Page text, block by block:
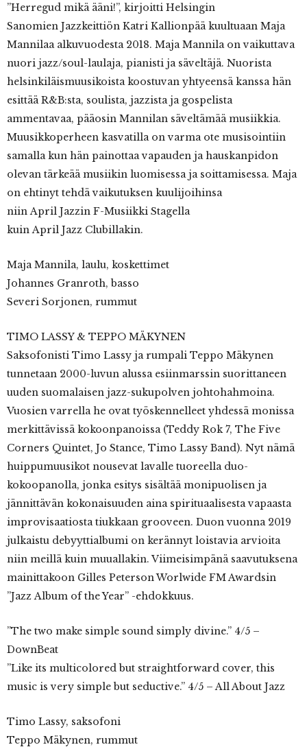
”Herregud mikä ääni!”, kirjoitti Helsingin
Sanomien Jazzkeittiön Katri Kallionpää kuultuaan Maja
Mannilaa alkuvuodesta 2018. Maja Mannila on vaikuttava
nuori jazz/soul-laulaja, pianisti ja säveltäjä. Nuorista
helsinkiläismuusikoista koostuvan yhtyeensä kanssa hän
esittää R&B:sta, soulista, jazzista ja gospelista
ammentavaa, pääosin Mannilan säveltämää musiikkia.
Muusikkoperheen kasvatilla on varma ote musisointiin
samalla kun hän painottaa vapauden ja hauskanpidon
olevan tärkeää musiikin luomisessa ja soittamisessa. Maja
on ehtinyt tehdä vaikutuksen kuulijoihinsa
niin April Jazzin F-Musiikki Stagella
kuin April Jazz Clubillakin.
Maja Mannila, laulu, koskettimet
Johannes Granroth, basso
Severi Sorjonen, rummut
TIMO LASSY & TEPPO MÄKYNEN
Saksofonisti Timo Lassy ja rumpali Teppo Mäkynen
tunnetaan 2000-luvun alussa esiinmarssin suorittaneen
uuden suomalaisen jazz-sukupolven johtohahmoina.
Vuosien varrella he ovat työskennelleet yhdessä monissa
merkittävissä kokoonpanoissa (Teddy Rok 7, The Five
Corners Quintet, Jo Stance, Timo Lassy Band). Nyt nämä
huippumuusikot nousevat lavalle tuoreella duo-
kokoopanolla, jonka esitys sisältää monipuolisen ja
jännittävän kokonaisuuden aina spirituaalisesta vapaasta
improvisaatiosta tiukkaan grooveen. Duon vuonna 2019
julkaistu debyyttialbumi on kerännyt loistavia arvioita
niin meillä kuin muuallakin. Viimeisimpänä saavutuksena
mainittakoon Gilles Peterson Worlwide FM Awardsin
”Jazz Album of the Year” -ehdokkuus.
”The two make simple sound simply divine.” 4/5 –
DownBeat
”Like its multicolored but straightforward cover, this
music is very simple but seductive.” 4/5 – All About Jazz
Timo Lassy, saksofoni
Teppo Mäkynen, rummut